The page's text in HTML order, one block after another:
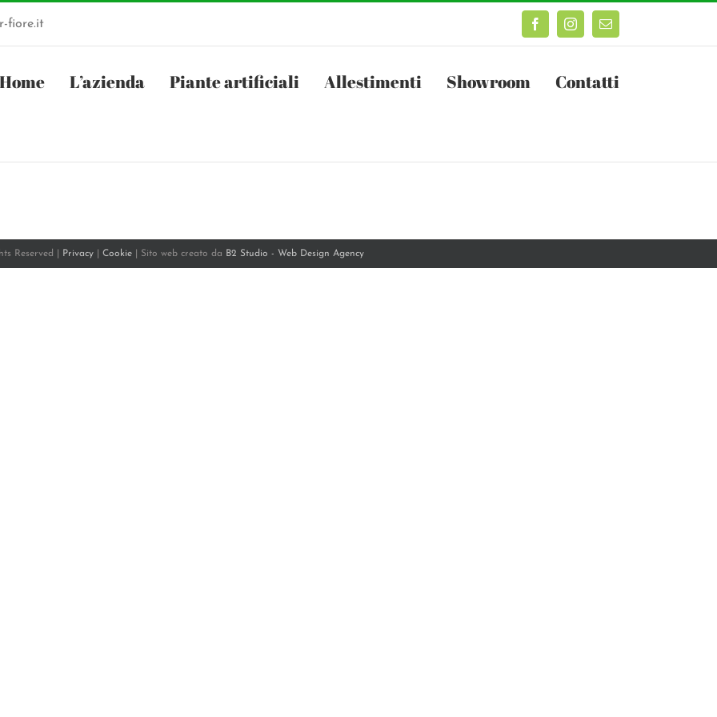
fiore.it FacebookInstagramEmail
Home L’azienda Piante artificiali Allestimenti Showroom Contatti
Reserved | Privacy Cookie | Sito web creato da B2 Studio - Web Design Agency